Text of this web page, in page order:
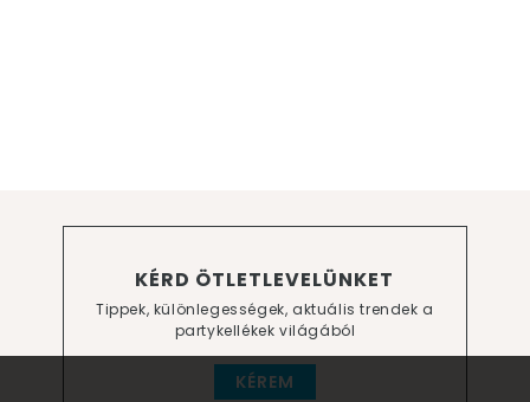
KÉRD ÖTLETLEVELÜNKET
Tippek, különlegességek, aktuális trendek a
partykellékek világából
KÉREM